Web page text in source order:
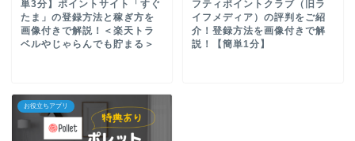
単3分】ポイントサイト「すぐ
たま」の登録方法と稼ぎ方を
画像付きで解説！＜楽天トラ
ベルやじゃらんでも貯まる＞
フティポイントクラブ（旧ラ
イフメディア）の評判をご紹
介！登録方法を画像付きで解
説！【簡単1分】
お役立ちアプリ